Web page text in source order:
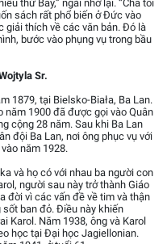
thứ Bảy,” ngài nhớ lại. “Cha tôi
sách rất phổ biến ở Đức vào
giải thích về các văn bản. Đó là
bước vào phụng vụ trong bầu
Sr.
1879, tại Bielsko-Biała, Ba Lan.
năm 1900 đã được gọi vào Quân
cộng 28 năm. Sau khi Ba Lan
đội Ba Lan, nơi ông phục vụ với
năm 1928.
và họ có với nhau ba người con
người sau này trở thành Giáo
đời vì các vấn đề về tim và thận
sốt ban đỏ. Điều này khiến
Karol. Năm 1938, ông và Karol
học tại Đại học Jagiellonian.